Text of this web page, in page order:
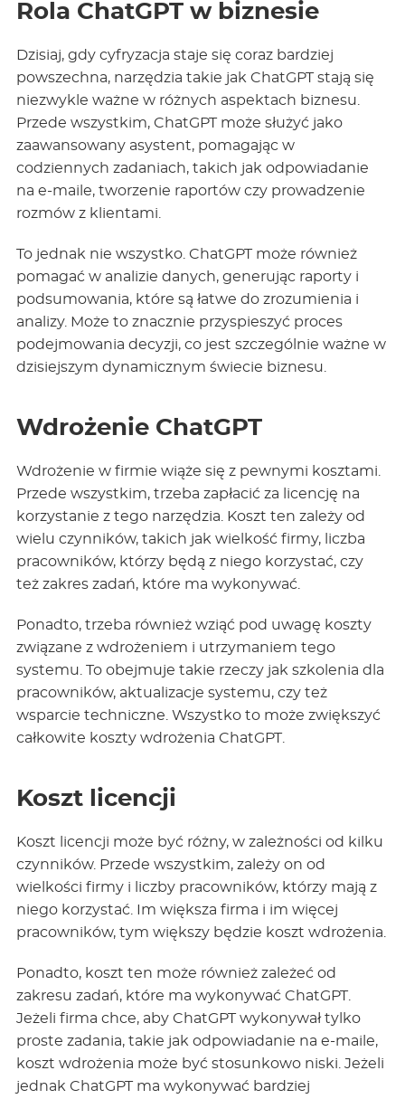
Rola ChatGPT w biznesie
Dzisiaj, gdy cyfryzacja staje się coraz bardziej
powszechna, narzędzia takie jak ChatGPT stają się
niezwykle ważne w różnych aspektach biznesu.
Przede wszystkim, ChatGPT może służyć jako
zaawansowany asystent, pomagając w
codziennych zadaniach, takich jak odpowiadanie
na e-maile, tworzenie raportów czy prowadzenie
rozmów z klientami.
To jednak nie wszystko. ChatGPT może również
pomagać w analizie danych, generując raporty i
podsumowania, które są łatwe do zrozumienia i
analizy. Może to znacznie przyspieszyć proces
podejmowania decyzji, co jest szczególnie ważne w
dzisiejszym dynamicznym świecie biznesu.
Wdrożenie ChatGPT
Wdrożenie w firmie wiąże się z pewnymi kosztami.
Przede wszystkim, trzeba zapłacić za licencję na
korzystanie z tego narzędzia. Koszt ten zależy od
wielu czynników, takich jak wielkość firmy, liczba
pracowników, którzy będą z niego korzystać, czy
też zakres zadań, które ma wykonywać.
Ponadto, trzeba również wziąć pod uwagę koszty
związane z wdrożeniem i utrzymaniem tego
systemu. To obejmuje takie rzeczy jak szkolenia dla
pracowników, aktualizacje systemu, czy też
wsparcie techniczne. Wszystko to może zwiększyć
całkowite koszty wdrożenia ChatGPT.
Koszt licencji
Koszt licencji może być różny, w zależności od kilku
czynników. Przede wszystkim, zależy on od
wielkości firmy i liczby pracowników, którzy mają z
niego korzystać. Im większa firma i im więcej
pracowników, tym większy będzie koszt wdrożenia.
Ponadto, koszt ten może również zależeć od
zakresu zadań, które ma wykonywać ChatGPT.
Jeżeli firma chce, aby ChatGPT wykonywał tylko
proste zadania, takie jak odpowiadanie na e-maile,
koszt wdrożenia może być stosunkowo niski. Jeżeli
jednak ChatGPT ma wykonywać bardziej